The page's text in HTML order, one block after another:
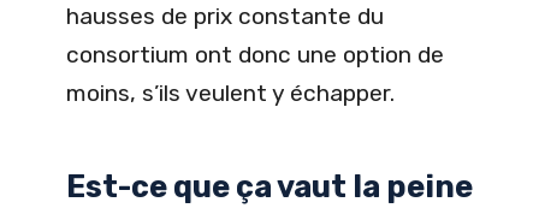
hausses de prix constante du
consortium ont donc une option de
moins, s’ils veulent y échapper.
Est-ce que ça vaut la peine